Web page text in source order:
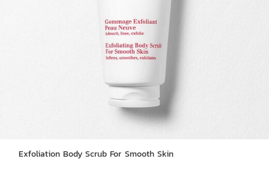
Exfoliation Body Scrub For Smooth Skin